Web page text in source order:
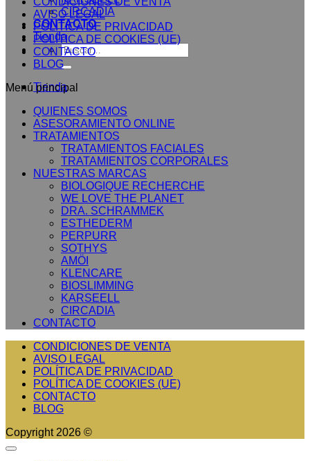
CIRCADIA
CONTACTO
Tienda
Buscar
por:
Tienda
AVISO LEGAL
POLÍTICA DE PRIVACIDAD
POLÍTICA DE COOKIES (UE)
CONTACTO
BLOG
Menú principal
QUIENES SOMOS
ASESORAMIENTO ONLINE
TRATAMIENTOS
TRATAMIENTOS FACIALES
TRATAMIENTOS CORPORALES
NUESTRAS MARCAS
BIOLOGIQUE RECHERCHE
WE LOVE THE PLANET
DRA. SCHRAMMEK
ESTHEDERM
PERPURR
SOTHYS
AMÖI
KLENCARE
BIOSLIMMING
KARSEELL
CIRCADIA
CONTACTO
CONDICIONES DE VENTA
AVISO LEGAL
POLÍTICA DE PRIVACIDAD
POLÍTICA DE COOKIES (UE)
CONTACTO
BLOG
Copyright 2026 ©